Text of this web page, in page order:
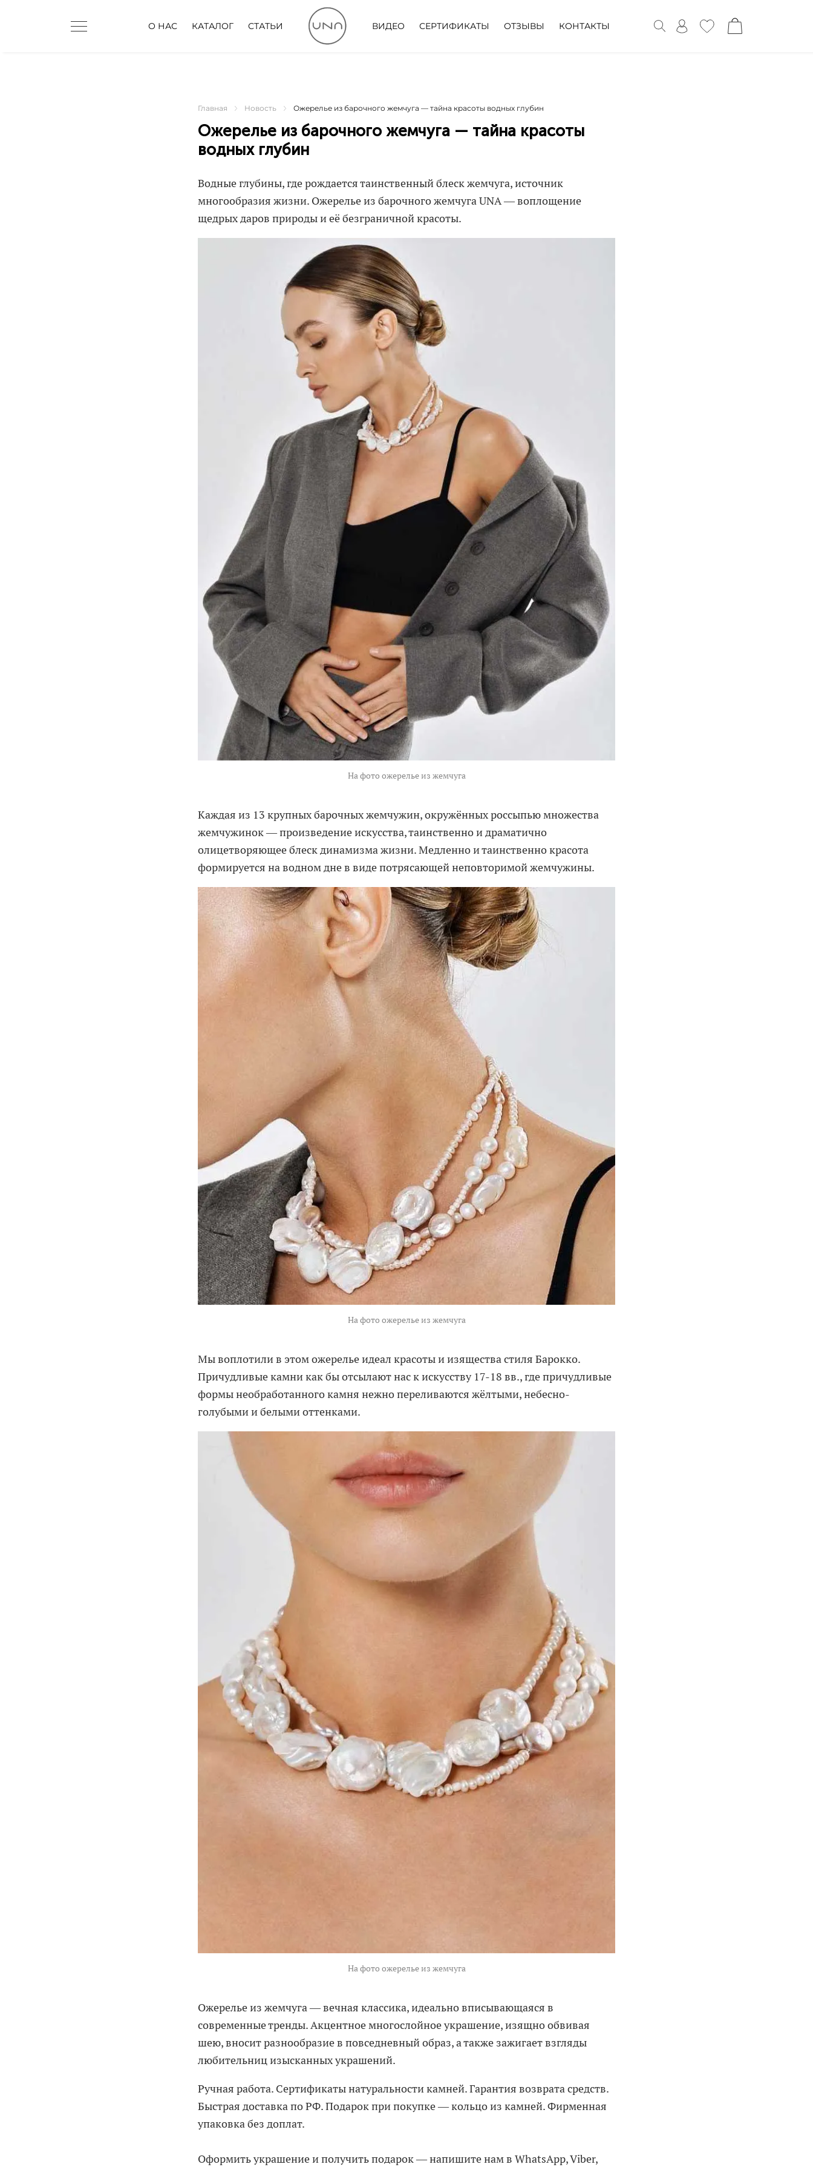
О НАС КАТАЛОГ СТАТЬИ ВИДЕО СЕРТИФИКАТЫ ОТЗЫВЫ КОНТАКТЫ
Главная Новость Ожерелье из барочного жемчуга — тайна красоты водных глубин
Ожерелье из барочного жемчуга — тайна красоты
водных глубин
Водные глубины, где рождается таинственный блеск жемчуга, источник
многообразия жизни. Ожерелье из барочного жемчуга UNA — воплощение
щедрых даров природы и её безграничной красоты.
На фото ожерелье из жемчуга
Каждая из 13 крупных барочных жемчужин, окружённых россыпью множества
жемчужинок — произведение искусства, таинственно и драматично
олицетворяющее блеск динамизма жизни. Медленно и таинственно красота
формируется на водном дне в виде потрясающей неповторимой жемчужины.
На фото ожерелье из жемчуга
Мы воплотили в этом ожерелье идеал красоты и изящества стиля Барокко.
Причудливые камни как бы отсылают нас к искусству 17-18 вв., где причудливые
формы необработанного камня нежно переливаются жёлтыми, небесно-
голубыми и белыми оттенками.
На фото ожерелье из жемчуга
Ожерелье из жемчуга — вечная классика, идеально вписывающаяся в
современные тренды. Акцентное многослойное украшение, изящно обвивая
шею, вносит разнообразие в повседневный образ, а также зажигает взгляды
любительниц изысканных украшений.
Ручная работа. Сертификаты натуральности камней. Гарантия возврата средств.
Быстрая доставка по РФ. Подарок при покупке — кольцо из камней. Фирменная
упаковка без доплат.
Оформить украшение и получить подарок — напишите нам в WhatsApp, Viber,